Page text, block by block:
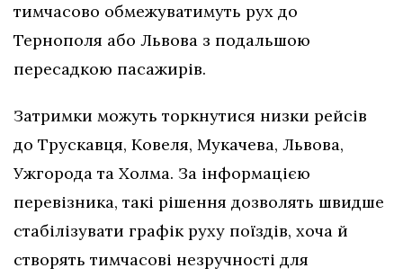
тимчасово обмежуватимуть рух до
Тернополя або Львова з подальшою
пересадкою пасажирів.
Затримки можуть торкнутися низки рейсів
до Трускавця, Ковеля, Мукачева, Львова,
Ужгорода та Холма. За інформацією
перевізника, такі рішення дозволять швидше
стабілізувати графік руху поїздів, хоча й
створять тимчасові незручності для